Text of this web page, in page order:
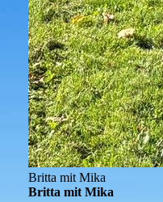
Britta mit Mika
Britta mit Mika